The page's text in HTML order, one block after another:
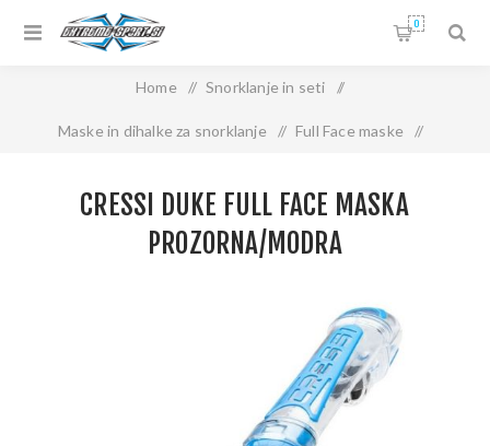
0
Home / Snorklanje in seti /
Maske in dihalke za snorklanje / Full Face maske /
CRESSI DUKE FULL FACE MASKA
PROZORNA/MODRA